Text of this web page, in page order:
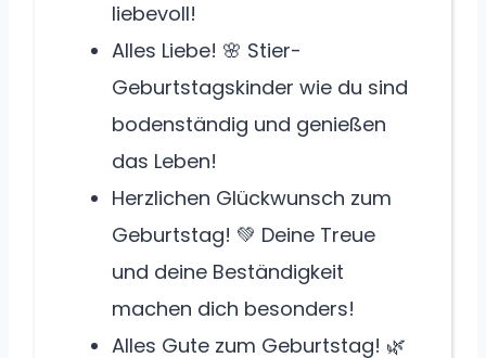
liebevoll!
Alles Liebe! 🌸 Stier-
Geburtstagskinder wie du sind
bodenständig und genießen
das Leben!
Herzlichen Glückwunsch zum
Geburtstag! 💚 Deine Treue
und deine Beständigkeit
machen dich besonders!
Alles Gute zum Geburtstag! 🌿